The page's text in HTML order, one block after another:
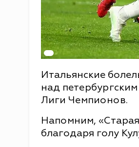
Итальянские
над
Лиги Чемпионов.
Напомним,
благодаря голу